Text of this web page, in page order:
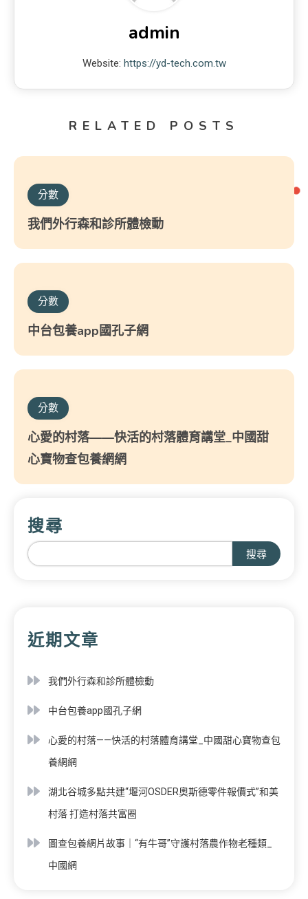
admin
Website: https://yd-tech.com.tw
RELATED POSTS
分數
我們外行森和診所體檢動
分數
中台包養app國孔子網
分數
心愛的村落——快活的村落體育講堂_中國甜
心寶物查包養網網
搜尋
搜尋
近期文章
我們外行森和診所體檢動
中台包養app國孔子網
心愛的村落——快活的村落體育講堂_中國甜心寶物查包
養網網
湖北谷城多點共建“堰河OSDER奧斯德零件報價式”和美
村落 打造村落共富圈
圖查包養網片故事｜“有牛哥”守護村落農作物老種類_
中國網